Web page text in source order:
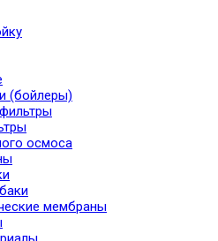
(бойлеры)
осмоса
мембраны